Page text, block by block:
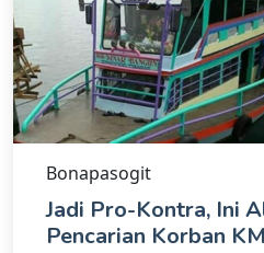
Bonapasogit
Jadi Pro-Kontra, Ini
Pencarian Korban